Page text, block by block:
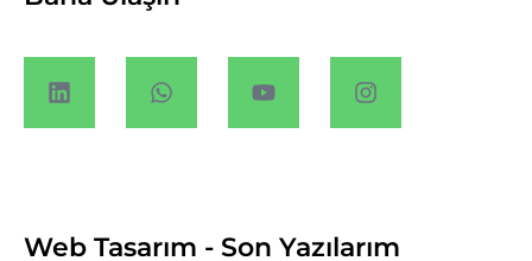
Web Tasarım - Son Yazılarım